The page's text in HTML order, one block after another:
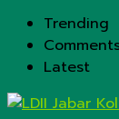
Trending
Latest